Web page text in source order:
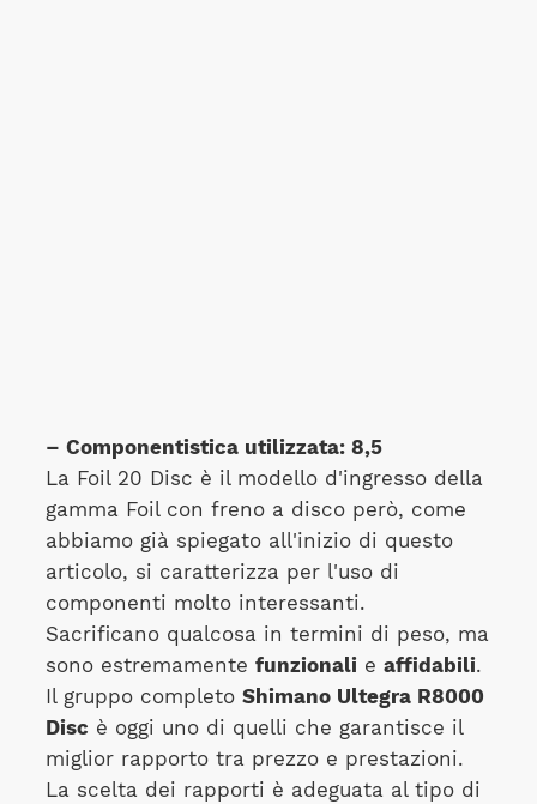
– Componentistica utilizzata: 8,5
La Foil 20 Disc è il modello d'ingresso della
gamma Foil con freno a disco però, come
abbiamo già spiegato all'inizio di questo
articolo, si caratterizza per l'uso di
componenti molto interessanti.
Sacrificano qualcosa in termini di peso, ma
sono estremamente funzionalie affidabili.
Il gruppo completo Shimano Ultegra R8000
Disc è oggi uno di quelli che garantisce il
miglior rapporto tra prezzo e prestazioni.
La scelta dei rapporti è adeguata al tipo di